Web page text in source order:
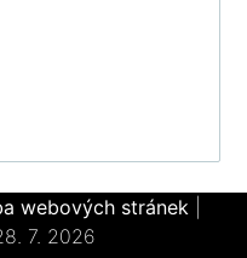
webových stránek
7. 2026